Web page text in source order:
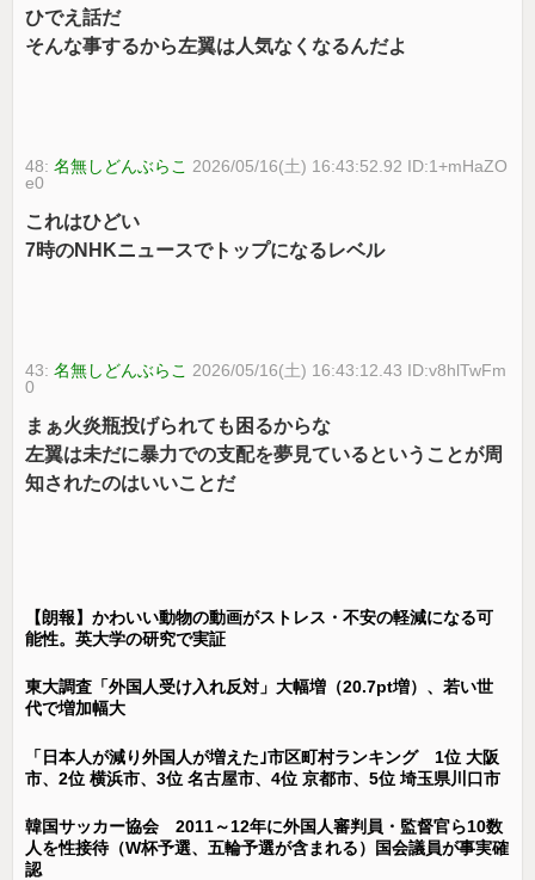
ひでえ話だ
そんな事するから左翼は人気なくなるんだよ
48:名無しどんぶらこ 2026/05/16(土) 16:43:52.92 ID:1+mHaZO
e0
これはひどい
7時のNHKニュースでトップになるレベル
43:名無しどんぶらこ 2026/05/16(土) 16:43:12.43 ID:v8hlTwFm
0
まぁ火炎瓶投げられても困るからな
左翼は未だに暴力での支配を夢見ているということが周
知されたのはいいことだ
【朗報】かわいい動物の動画がストレス・不安の軽減になる可
能性。英大学の研究で実証
東大調査「外国人受け入れ反対」大幅増（20.7pt増）、若い世
代で増加幅大
「日本人が減り外国人が増えた｣市区町村ランキング 1位 大阪
市、2位 横浜市、3位 名古屋市、4位 京都市、5位 埼玉県川口市
韓国サッカー協会 2011～12年に外国人審判員・監督官ら10数
人を性接待（W杯予選、五輪予選が含まれる）国会議員が事実確
認